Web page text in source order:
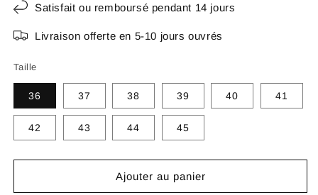
Satisfait ou remboursé pendant 14 jours
Livraison offerte en 5-10 jours ouvrés
Taille
36 37 38 39 40 41
42 43 44 45
Ajouter au panier